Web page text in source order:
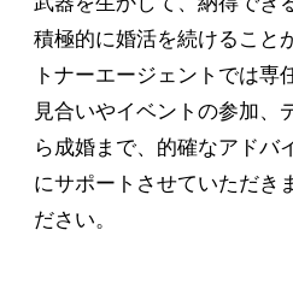
積極的に婚活を続けること
トナーエージェントでは専
見合いやイベントの参加、
ら成婚まで、的確なアドバ
にサポートさせていただき
ださい。